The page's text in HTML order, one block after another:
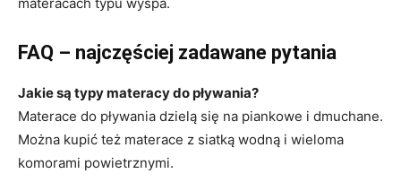
FAQ – najczęściej zadawane pytania
Jakie są typy materacy do pływania?
Materace do pływania dzielą się na piankowe i dmuchane.
Można kupić też materace z siatką wodną i wieloma
komorami powietrznymi.